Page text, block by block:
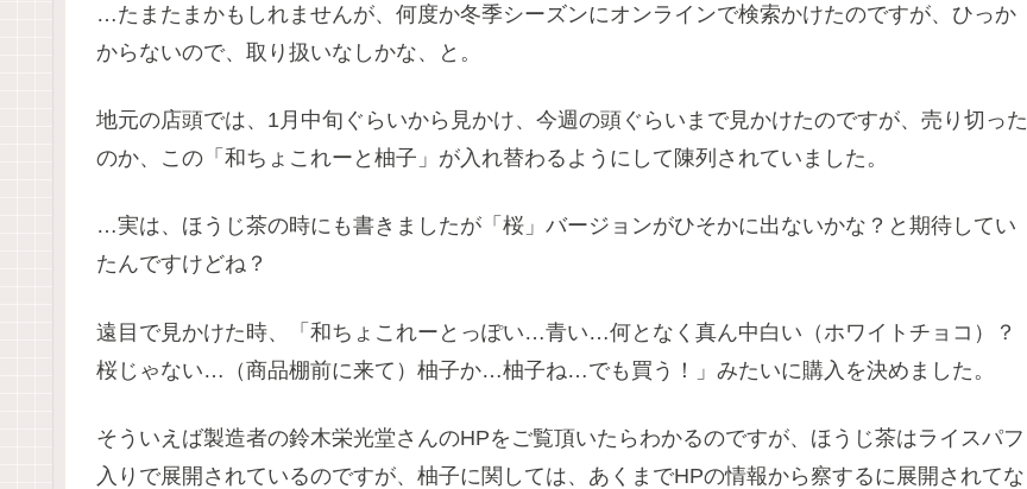
…たまたまかもしれませんが、何度か冬季シーズンにオンラインで検索かけたのですが、ひっか
からないので、取り扱いなしかな、と。
地元の店頭では、1月中旬ぐらいから見かけ、今週の頭ぐらいまで見かけたのですが、売り切った
のか、この「和ちょこれーと柚子」が入れ替わるようにして陳列されていました。
…実は、ほうじ茶の時にも書きましたが「桜」バージョンがひそかに出ないかな？と期待してい
たんですけどね？
遠目で見かけた時、「和ちょこれーとっぽい…青い…何となく真ん中白い（ホワイトチョコ）？
桜じゃない…（商品棚前に来て）柚子か…柚子ね…でも買う！」みたいに購入を決めました。
そういえば製造者の鈴木栄光堂さんのHPをご覧頂いたらわかるのですが、ほうじ茶はライスパフ
入りで展開されているのですが、柚子に関しては、あくまでHPの情報から察するに展開されてな